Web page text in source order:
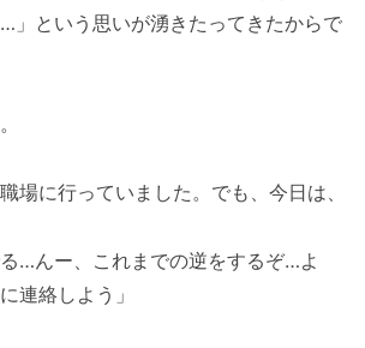
」という思いが湧きたってきたからで
場に行っていました。でも、今日は、
る…んー、これまでの逆をするぞ…よ
連絡しよう」